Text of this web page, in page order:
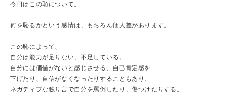
今日はこの恥について。
何を恥るかという感情は、もちろん個人差があります。
この恥によって、
自分は能力が足りない、不足している。
自分には価値がないと感じさせる、自己肯定感を
下げたり、自信がなくなったりすることもあり、
ネガティブな独り言で自分を罵倒したり、傷つけたりする。